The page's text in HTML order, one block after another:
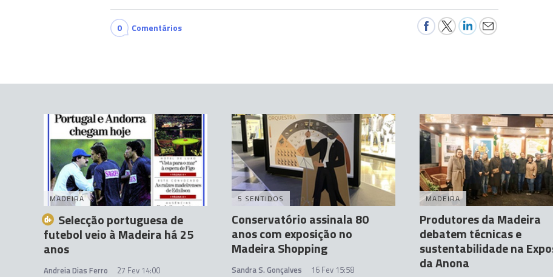
0 Comentários
MADEIRA
Selecção portuguesa de
futebol veio à Madeira há 25
anos
Andreia Dias Ferro 27 Fev 14:00
5 SENTIDOS
Conservatório assinala 80
anos com exposição no
Madeira Shopping
Sandra S. Gonçalves 16 Fev 15:58
MADEIRA
Produtores da Madeira
debatem técnicas e
sustentabilidade na
da Anona